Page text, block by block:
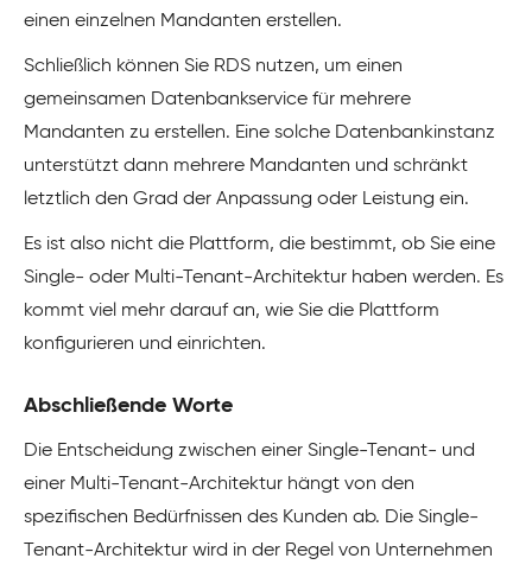
einen einzelnen Mandanten erstellen.
Schließlich können Sie RDS nutzen, um einen
gemeinsamen Datenbankservice für mehrere
Mandanten zu erstellen. Eine solche Datenbankinstanz
unterstützt dann mehrere Mandanten und schränkt
letztlich den Grad der Anpassung oder Leistung ein.
Es ist also nicht die Plattform, die bestimmt, ob Sie eine
Single- oder Multi-Tenant-Architektur haben werden. Es
kommt viel mehr darauf an, wie Sie die Plattform
konfigurieren und einrichten.
Abschließende Worte
Die Entscheidung zwischen einer Single-Tenant- und
einer Multi-Tenant-Architektur hängt von den
spezifischen Bedürfnissen des Kunden ab. Die Single-
Tenant-Architektur wird in der Regel von Unternehmen